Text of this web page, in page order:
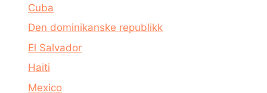
Cuba
Den dominikanske republikk
El Salvador
Haiti
Mexico